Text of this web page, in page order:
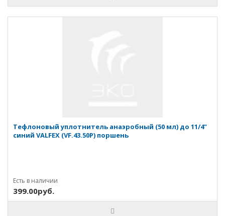
Тефлоновый уплотнитель анаэробный (50 мл) до 11/4"
синий VALFEX (VF.43.50P) поршень
Есть в наличии
399.00руб.